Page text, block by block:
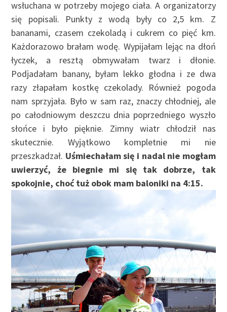
wsłuchana w potrzeby mojego ciała. A organizatorzy
się popisali. Punkty z wodą były co 2,5 km. Z
bananami, czasem czekoladą i cukrem co pięć km.
Każdorazowo brałam wodę. Wypijałam lejąc na dłoń
łyczek, a resztą obmywałam twarz i dłonie.
Podjadałam banany, byłam lekko głodna i ze dwa
razy złapałam kostkę czekolady. Również pogoda
nam sprzyjała. Było w sam raz, znaczy chłodniej, ale
po całodniowym deszczu dnia poprzedniego wyszło
słońce i było pięknie. Zimny wiatr chłodził nas
skutecznie. Wyjątkowo kompletnie mi nie
przeszkadzał. Uśmiechałam się i nadal nie mogłam
uwierzyć, że biegnie mi się tak dobrze, tak
spokojnie, choć tuż obok mam baloniki na 4:15.